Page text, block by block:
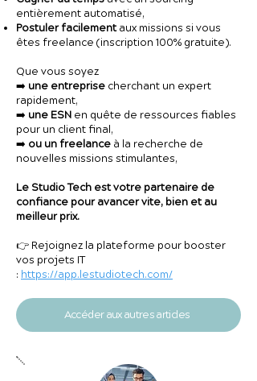
entièrement automatisé,
Postuler facilementaux missions si vous
êtes freelance (inscription 100% gratuite).
Que vous soyez
➡️ une entreprise cherchant un expert
rapidement,
➡️ une ESN en quête de ressources fiables
pour un client final,
➡️ ou un freelance à la recherche de
nouvelles missions stimulantes,
Le Studio Tech est votre partenaire de
confiance pour avancer vite, bien et au
meilleur prix.
👉 Rejoignez la plateforme pour booster
vos projets IT
: https://app.lestudiotech.com/
Accéder aux autres articles